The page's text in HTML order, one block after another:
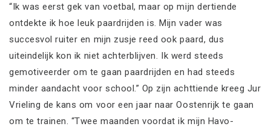
“Ik was eerst gek van voetbal, maar op mijn dertiende
ontdekte ik hoe leuk paardrijden is. Mijn vader was
succesvol ruiter en mijn zusje reed ook paard, dus
uiteindelijk kon ik niet achterblijven. Ik werd steeds
gemotiveerder om te gaan paardrijden en had steeds
minder aandacht voor school.” Op zijn achttiende kreeg Jur
Vrieling de kans om voor een jaar naar Oostenrijk te gaan
om te trainen. “Twee maanden voordat ik mijn Havo-